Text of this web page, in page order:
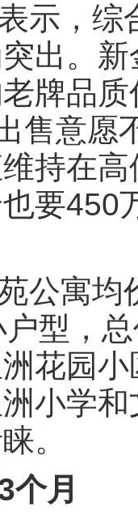
示，综
出。
牌品
售意
持在
要450
公寓
型，
花园
小学
。
个月